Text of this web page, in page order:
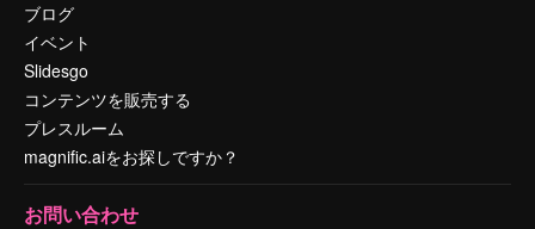
ブログ
イベント
Slidesgo
コンテンツを販売する
プレスルーム
magnific.aiをお探しですか？
お問い合わせ